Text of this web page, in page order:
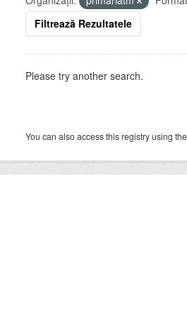
Filtrează Rezultatele
Please try another search.
You can also access this registry using the